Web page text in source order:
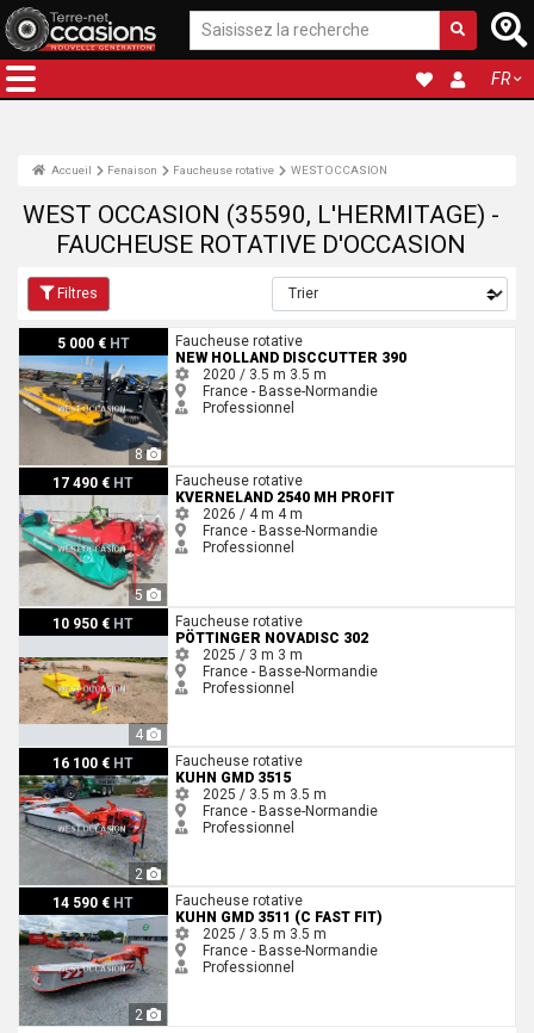
FR
Accueil Fenaison Faucheuse rotative WEST OCCASION
WEST OCCASION (35590, L'HERMITAGE) -
FAUCHEUSE ROTATIVE D'OCCASION
Filtres
5 000 € HT
8
New Holland DISCCUTTER 390Faucheuse rotative
NEW HOLLAND DISCCUTTER 390
2020 / 3.5 m 3.5 m
France - Basse-Normandie
Professionnel
17 490 € HT
5
Kverneland 2540 MH PROFITFaucheuse rotative
KVERNELAND 2540 MH PROFIT
2026 / 4 m 4 m
France - Basse-Normandie
Professionnel
10 950 € HT
4
Pöttinger NOVADISC 302Faucheuse rotative
PÖTTINGER NOVADISC 302
2025 / 3 m 3 m
France - Basse-Normandie
Professionnel
16 100 € HT
2
Kuhn GMD 3515
Faucheuse rotative
KUHN GMD 3515
2025 / 3.5 m 3.5 m
France - Basse-Normandie
Professionnel
14 590 € HT
2
Kuhn GMD 3511 (C FAST FIT)Faucheuse rotative
KUHN GMD 3511 (C FAST FIT)
2025 / 3.5 m 3.5 m
France - Basse-Normandie
Professionnel